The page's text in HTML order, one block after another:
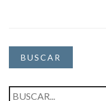
BUSCAR